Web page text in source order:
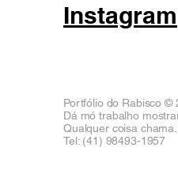
Instagram
Portfólio do Rabisco ©
Dá mó trabalho
Qualquer coisa chama.
Tel: (41) 98493-1957